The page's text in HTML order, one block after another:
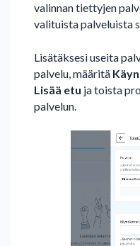
valinnan tiettyjen
valituista palveluista
Lisätäksesi useita
palvelu, määritä
Lisää etu ja toista
palvelun.